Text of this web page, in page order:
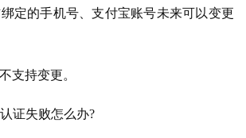
的手机号、支付宝账号未来可以变更
持变更。
失败怎么办?